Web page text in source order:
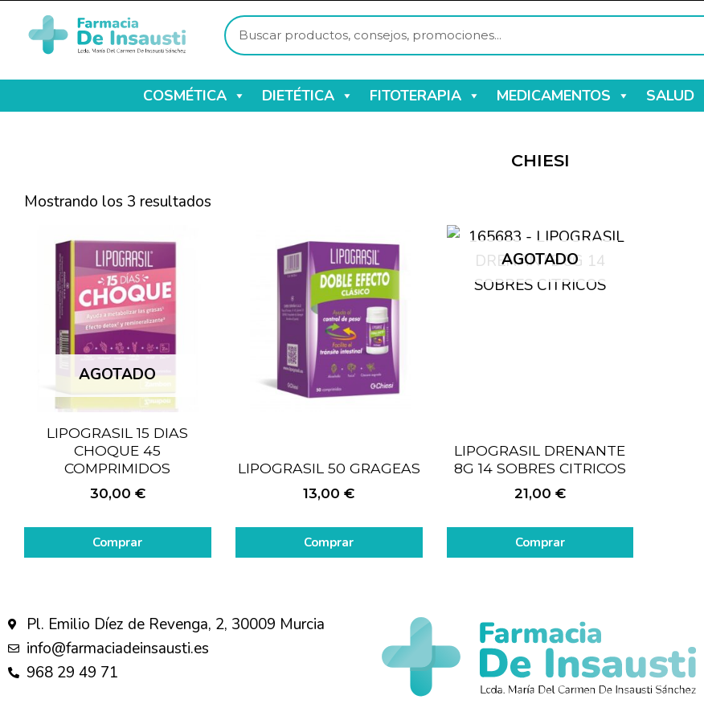
COSMÉTICA DIETÉTICA FITOTERAPIA MEDICAMENTOS SALUD
CHIESI
Mostrando los 3 resultados
AGOTADO
LIPOGRASIL 15 DIAS
CHOQUE 45
COMPRIMIDOS
30,00 €
Comprar
LIPOGRASIL 50 GRAGEAS
13,00€
Comprar
AGOTADO
LIPOGRASIL DRENANTE
8G 14 SOBRES CITRICOS
21,00 €
Comprar
Pl. Emilio Díez de Revenga, 2, 30009 Murcia
info@farmaciadeinsausti.es
968 29 49 71